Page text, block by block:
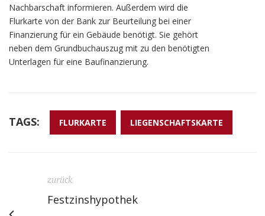
Nachbarschaft informieren. Außerdem wird die
Flurkarte von der Bank zur Beurteilung bei einer
Finanzierung für ein Gebäude benötigt. Sie gehört
neben dem Grundbuchauszug mit zu den benötigten
Unterlagen für eine Baufinanzierung.
TAGS: FLURKARTE LIEGENSCHAFTSKARTE
zurück
Festzinshypothek